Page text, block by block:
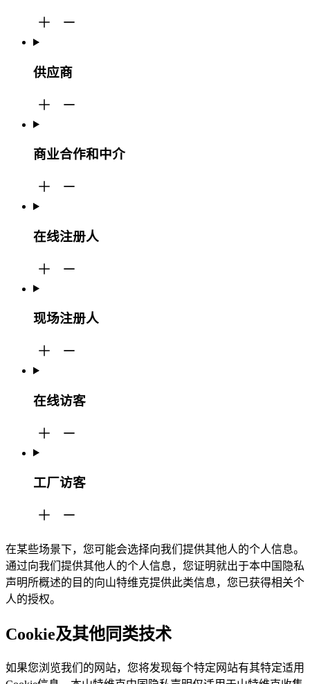
供应商
商业合作和中介
在线注册人
现场注册人
在线访客
工厂访客
在某些场景下，您可能会选择向我们提供其他人的个人信息。
通过向我们提供其他人的个人信息，您证明就出于本中国隐私
声明所概述的目的向山特维克提供此类信息，您已获得相关个
人的授权。
Cookie及其他同类技术
如果您浏览我们的网站，您将发现每个特定网站有其特定适用